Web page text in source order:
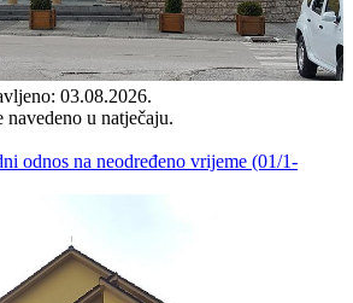
03.08.2026.
navedeno u natječaju.
odnos na neodređeno vrijeme (01/1-